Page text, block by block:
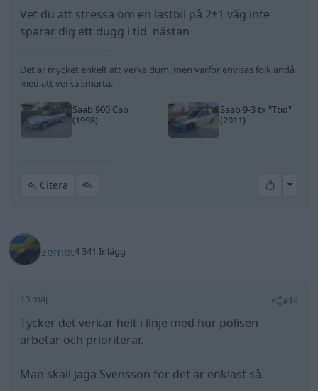
Vet du att stressa om en lastbil på 2+1 väg inte
sparar dig ett dugg i tid nästan
Det är mycket enkelt att verka dum, men varför envisas folk ändå
med att verka smarta.
Saab 900 Cab
(1998)
Saab 9-3 tx "Ttid"
(2011)
Citera All
zemet4 341 Inlägg
13 maj #14
Tycker det verkar helt i linje med hur polisen
arbetar och prioriterar.
Man skall jaga Svensson för det är enklast så.